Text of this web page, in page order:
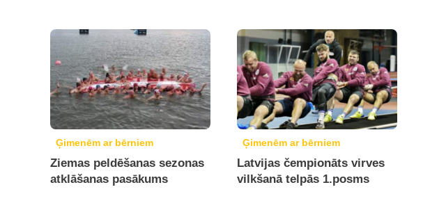
Ģimenēm ar bērniem
Ziemas peldēšanas sezonas
atklāšanas pasākums
Ģimenēm ar bērniem
Latvijas čempionāts virves
vilkšanā telpās 1.posms